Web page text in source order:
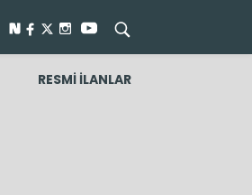
RESMİ İLANLAR